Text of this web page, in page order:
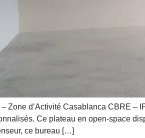
Zone d’Activité Casablanca CBRE –
Ce plateau en open-space
ce bureau […]